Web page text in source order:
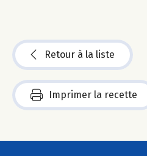
Retour à la liste
Imprimer la recette